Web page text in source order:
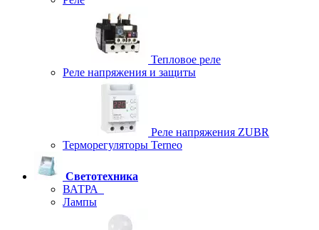
Тепловое реле
Реле напряжения и защиты
Реле напряжения ZUBR
Терморегуляторы Terneo
Светотехника
ВАТРА
Лампы